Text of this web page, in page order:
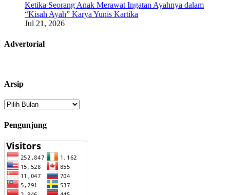
Ketika Seorang Anak Merawat Ingatan Ayahnya dalam
“Kisah Ayah” Karya Yunis Kartika
Jul 21, 2026
Advertorial
Arsip
Arsip
Pengunjung